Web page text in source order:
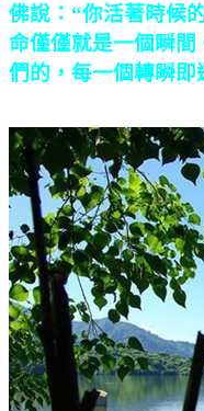
佛說：“你活著時候
命僅僅就是一個瞬
們的，每一個轉瞬即